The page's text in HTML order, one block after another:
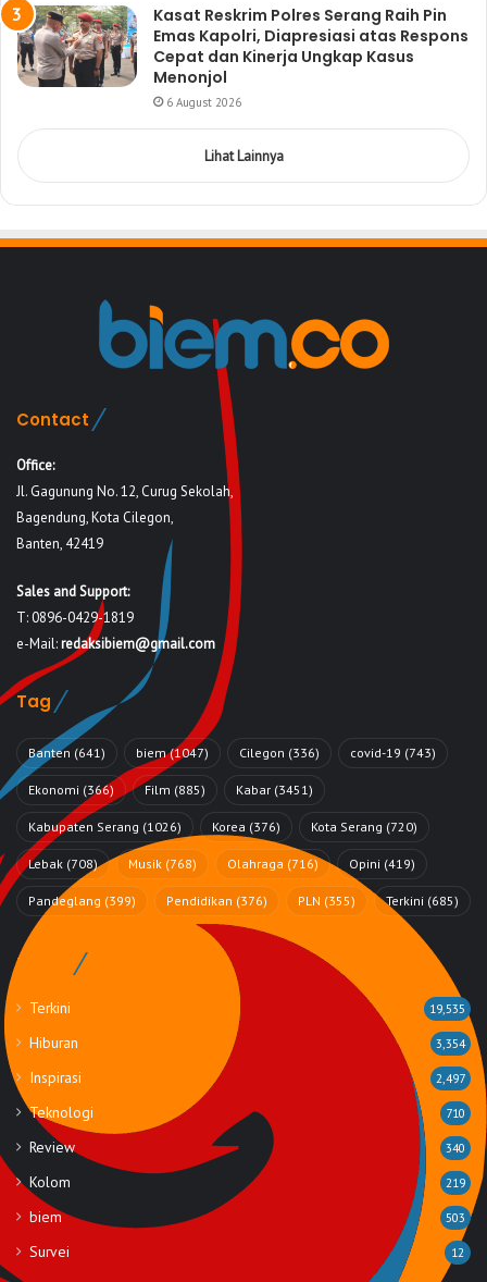
Kasat Reskrim Polres Serang Raih Pin
Emas Kapolri, Diapresiasi atas Respons
Cepat dan Kinerja Ungkap Kasus
Menonjol
6 August 2026
Lihat Lainnya
Contact
Office:
Jl. Gagunung No. 12, Curug Sekolah,
Bagendung, Kota Cilegon,
Banten, 42419
Sales and Support:
T: 0896-0429-1819
e-Mail:redaksibiem@gmail.com
Tag
Banten (641) biem(1047) Cilegon (336) covid-19 (743)
Ekonomi (366) Film (885) Kabar (3451)
Kabupaten Serang (1026) Korea (376) Kota Serang (720)
Lebak (708) Musik (768) Olahraga (716) Opini (419)
Pandeglang (399) Pendidikan (376) PLN (355) Terkini (685)
Rubrik
Terkini 19,535
Hiburan 3,354
Inspirasi 2,497
Teknologi 710
Review 340
Kolom 219
biem 503
Survei 12